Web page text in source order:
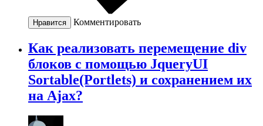
Нравится Комментировать
Как реализовать перемещение div
блоков с помощью JqueryUI
Sortable(Portlets) и сохранением их
на Ajax?